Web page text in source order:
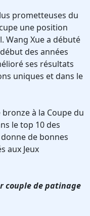
prometteuses du
une position
Wang Xue a débuté
des années
ses résultats
uniques et dans le
à la Coupe du
le top 10 des
de bonnes
aux Jeux
couple de patinage